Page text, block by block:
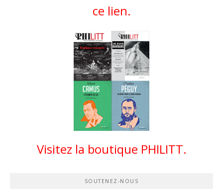
ce lien.
Visitez la boutique PHILITT.
SOUTENEZ-NOUS